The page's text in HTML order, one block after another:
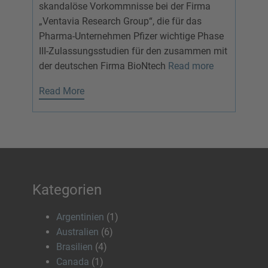
skandalöse Vorkommnisse bei der Firma
„Ventavia Research Group“, die für das
Pharma-Unternehmen Pfizer wichtige Phase
III-Zulassungsstudien für den zusammen mit
der deutschen Firma BioNtech Read more
Read More
Kategorien
Argentinien (1)
Australien (6)
Brasilien (4)
Canada (1)